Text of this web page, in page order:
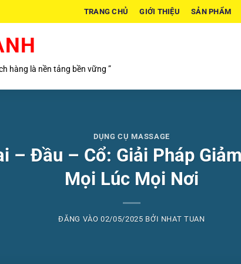
TRANG CHỦ GIỚI THIỆU SẢN PHẨM
hàng là nền tảng bền vững ”
DỤNG CỤ MASSAGE
– Đầu – Cổ: Giải Pháp
Mọi Lúc Mọi Nơi
ĐĂNG VÀO02/05/2025 BỞI NHAT TUAN